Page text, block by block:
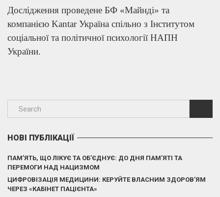
Дослідження проведене БФ «Майнді» та
компанією Kantar Україна спільно з Інститутом
соціальної та політичної психології НАПН
України.
НОВІ ПУБЛІКАЦІЇ
ПАМ’ЯТЬ, ЩО ЛІКУЄ ТА ОБ’ЄДНУЄ: ДО ДНЯ ПАМ’ЯТІ ТА
ПЕРЕМОГИ НАД НАЦИЗМОМ
ЦИФРОВІЗАЦІЯ МЕДИЦИНИ: КЕРУЙТЕ ВЛАСНИМ ЗДОРОВ’ЯМ
ЧЕРЕЗ «КАБІНЕТ ПАЦІЄНТА»